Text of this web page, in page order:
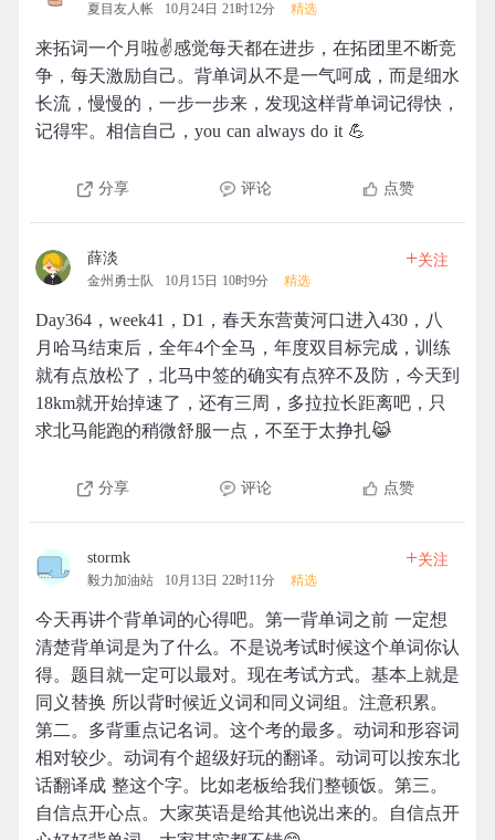
夏目友人帐 10月24日 21时12分 精选
来拓词一个月啦✌️感觉每天都在进步，在拓团里不断竞
争，每天激励自己。背单词从不是一气呵成，而是细水
长流，慢慢的，一步一步来，发现这样背单词记得快，
记得牢。相信自己，you can always do it 💪
分享 评论 点赞
薛淡
金州勇士队 10月15日 10时9分 精选
+关注
Day364，week41，D1，春天东营黄河口进入430，八
月哈马结束后，全年4个全马，年度双目标完成，训练
就有点放松了，北马中签的确实有点猝不及防，今天到
18km就开始掉速了，还有三周，多拉拉长距离吧，只
求北马能跑的稍微舒服一点，不至于太挣扎😹
分享 评论 点赞
stormk
毅力加油站 10月13日 22时11分 精选
+关注
今天再讲个背单词的心得吧。第一背单词之前 一定想
清楚背单词是为了什么。不是说考试时候这个单词你认
得。题目就一定可以最对。现在考试方式。基本上就是
同义替换 所以背时候近义词和同义词组。注意积累。
第二。多背重点记名词。这个考的最多。动词和形容词
相对较少。动词有个超级好玩的翻译。动词可以按东北
话翻译成 整这个字。比如老板给我们整顿饭。第三。
自信点开心点。大家英语是给其他说出来的。自信点开